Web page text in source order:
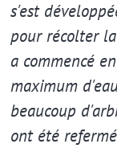
s'est
pour récolter
a commencé
maximum
beaucoup
ont été